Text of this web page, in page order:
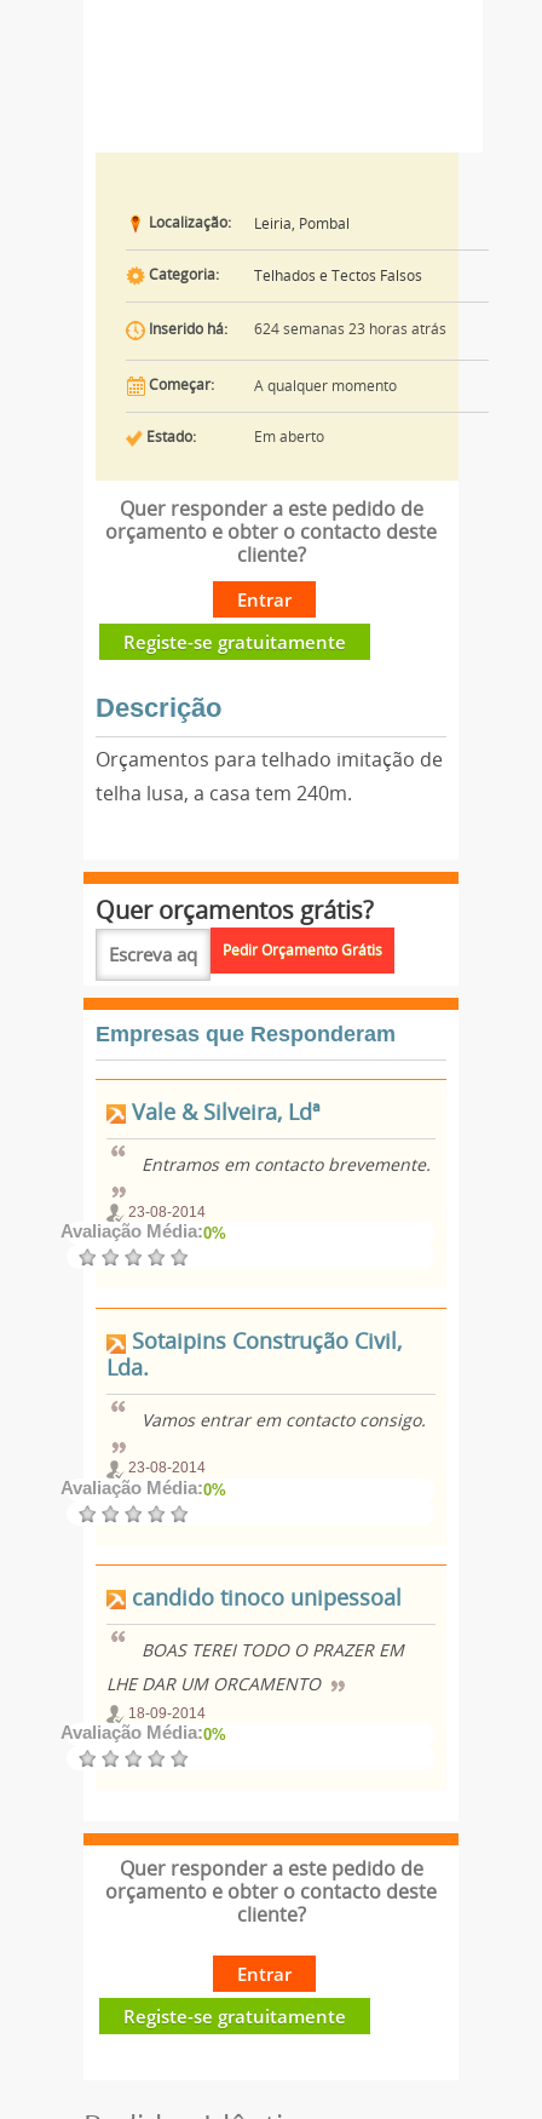
Localização: Leiria, Pombal
Categoria: Telhados e Tectos Falsos
Inserido há: 624 semanas 23 horas atrás
Começar: A qualquer momento
Estado: Em aberto
Quer responder a este pedido de
orçamento e obter o contacto deste
cliente?
Entrar
Registe-se gratuitamente
Descrição
Orçamentos para telhado imitação de
telha lusa, a casa tem 240m.
Quer orçamentos grátis?
Empresas que Responderam
Vale & Silveira, Ldª
Entramos em contacto brevemente.
23-08-2014
Avaliação Média:0%
Sotaipins Construção Civil,
Lda.
Vamos entrar em contacto consigo.
23-08-2014
Avaliação Média:0%
candido tinoco unipessoal
BOAS TEREI TODO O PRAZER EM
LHE DAR UM ORCAMENTO
18-09-2014
Avaliação Média:0%
Quer responder a este pedido de
orçamento e obter o contacto deste
cliente?
Entrar
Registe-se gratuitamente